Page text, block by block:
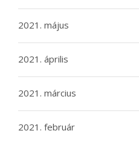
2021. május
2021. április
2021. március
2021. február